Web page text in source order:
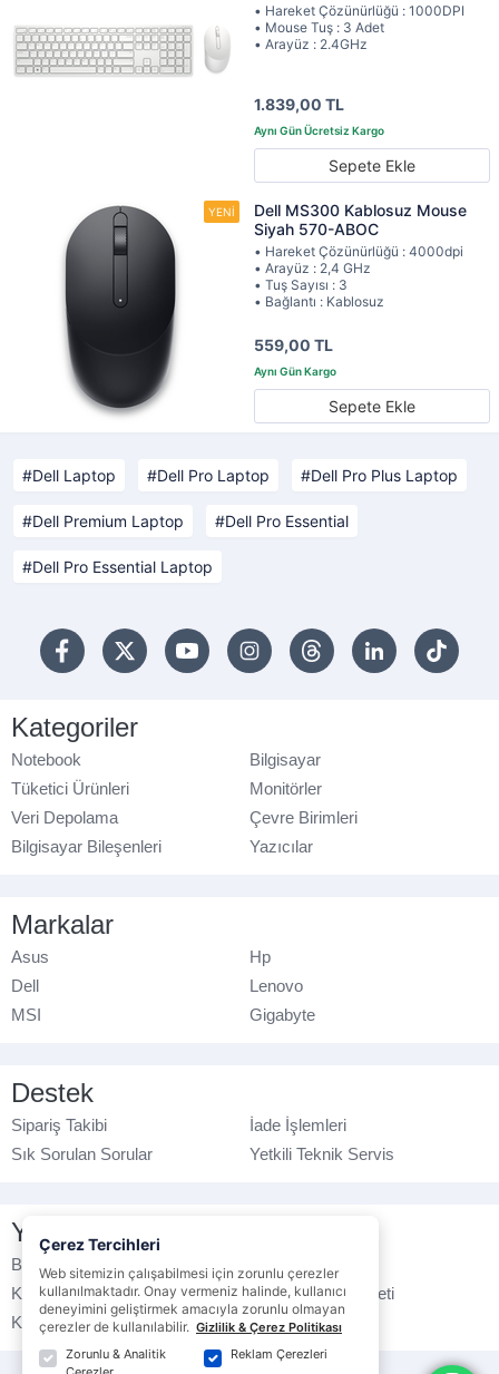
• Hareket Çözünürlüğü : 1000DPI
• Mouse Tuş : 3 Adet
• Arayüz : 2.4GHz
1.839,00 TL
Sepete Ekle
Dell MS300 Kablosuz Mouse
Siyah 570-ABOC
• Hareket Çözünürlüğü : 4000dpi
• Arayüz : 2,4 GHz
• Tuş Sayısı : 3
• Bağlantı : Kablosuz
559,00 TL
Sepete Ekle
Dell Laptop Dell Pro Laptop Dell Pro Plus Laptop
Dell Premium Laptop Dell Pro Essential
Dell Pro Essential Laptop
Kategoriler
Notebook
Bilgisayar
Tüketici Ürünleri
Monitörler
Veri Depolama
Çevre Birimleri
Bilgisayar Bileşenleri
Yazıcılar
Markalar
Asus
Hp
Dell
Lenovo
MSI
Gigabyte
Destek
Sipariş Takibi
İade İşlemleri
Sık Sorulan Sorular
Yetkili Teknik Servis
Yasal Bilgilendirme
Banka Hesap No
Çerez Politikası
Kullanım Koşulları
Ticari Elektronik İleti
K.V.K.K. Politikası
Veri Gizliliği
Çerez Tercihleri
Web sitemizin çalışabilmesi için zorunlu çerezler
kullanılmaktadır. Onay vermeniz halinde, kullanıcı
deneyimini geliştirmek amacıyla zorunlu olmayan
çerezler de kullanılabilir. Gizlilik & Çerez Politikası
Zorunlu & Analitik
Reklam Çerezleri